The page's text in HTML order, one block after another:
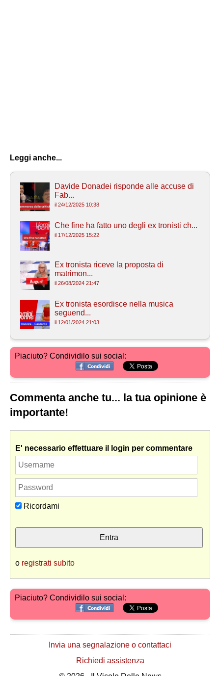
Leggi anche...
Davide Donadei risponde alle accuse di
Fab...
il 24/12/2025 10:38
Che fine ha fatto uno degli ex tronisti ch...
il 17/12/2025 15:22
Ex tronista riceve la proposta di
matrimon...
il 26/08/2024 21:47
Ex tronista esordisce nella musica
seguend...
il 12/01/2024 21:03
Piaciuto? Condividilo sui social:
Commenta anche tu... la tua opinione è
importante!
E' necessario effettuare il login per commentare
Ricordami
o registrati subito
Piaciuto? Condividilo sui social:
Invia una segnalazione o contattaci
Richiedi assistenza